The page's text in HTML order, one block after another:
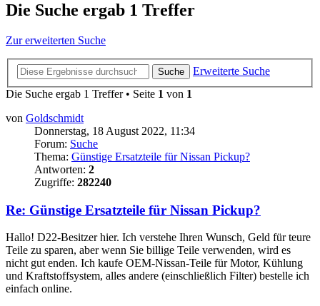
Die Suche ergab 1 Treffer
Zur erweiterten Suche
Suche
Erweiterte Suche
Die Suche ergab 1 Treffer • Seite 1 von 1
von Goldschmidt
Donnerstag, 18 August 2022, 11:34
Forum: Suche
Thema: Günstige Ersatzteile für Nissan Pickup?
Antworten: 2
Zugriffe: 282240
Re: Günstige Ersatzteile für Nissan Pickup?
Hallo! D22-Besitzer hier. Ich verstehe Ihren Wunsch, Geld für teure
Teile zu sparen, aber wenn Sie billige Teile verwenden, wird es
nicht gut enden. Ich kaufe OEM-Nissan-Teile für Motor, Kühlung
und Kraftstoffsystem, alles andere (einschließlich Filter) bestelle ich
einfach online.